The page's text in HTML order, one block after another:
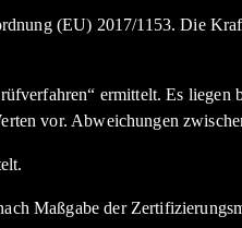
(EU) 2017/1153. Die
ermittelt. Es liegen
vor. Abweichungen
Maßgabe der